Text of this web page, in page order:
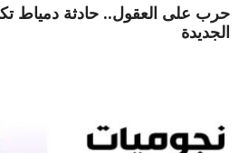
حرب على العقول.. حادثة دمياط
الجديدة